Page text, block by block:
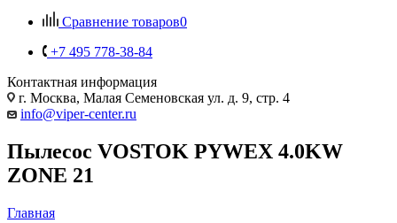
Сравнение товаров0
+7 495 778-38-84
Контактная информация
г. Москва, Малая Семеновская ул. д. 9, стр. 4
info@viper-center.ru
Пылесос VOSTOK PYWEX 4.0KW
ZONE 21
Главная